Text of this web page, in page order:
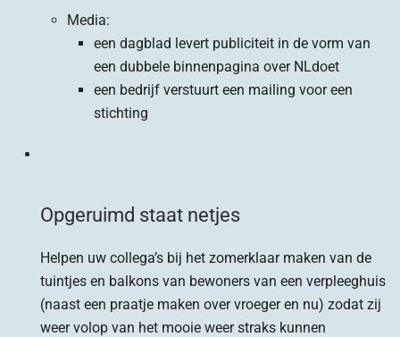
Media:
een dagblad levert publiciteit in de vorm van
een dubbele binnenpagina over NLdoet
een bedrijf verstuurt een mailing voor een
stichting
Opgeruimd staat netjes
Helpen uw collega’s bij het zomerklaar maken van de
tuintjes en balkons van bewoners van een verpleeghuis
(naast een praatje maken over vroeger en nu) zodat zij
weer volop van het mooie weer straks kunnen